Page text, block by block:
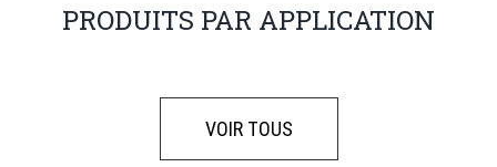
PRODUITS PAR APPLICATION
VOIR TOUS